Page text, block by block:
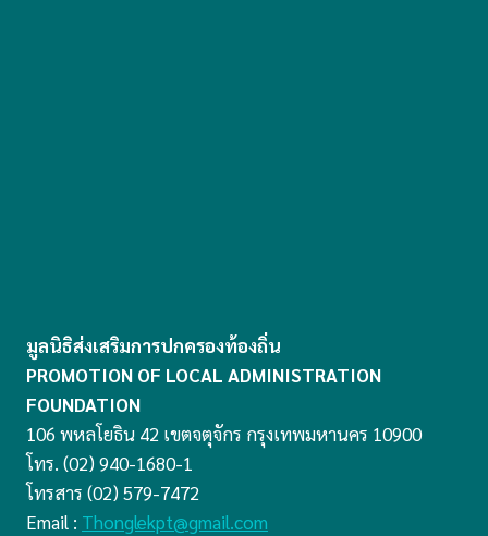
มูลนิธิส่งเสริมการปกครองท้องถิ่น
PROMOTION OF LOCAL ADMINISTRATION
FOUNDATION
106 พหลโยธิน 42 เขตจตุจักร กรุงเทพมหานคร 10900
โทร. (02) 940-1680-1
โทรสาร (02) 579-7472
Email : Thonglekpt@gmail.com